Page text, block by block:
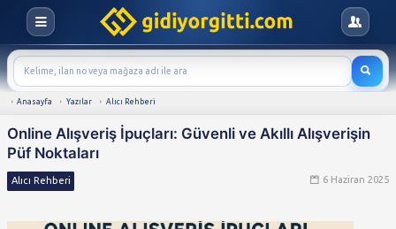
Anasayfa Yazılar
Online Alışveriş İpuçları: Güvenli ve
Püf Noktaları